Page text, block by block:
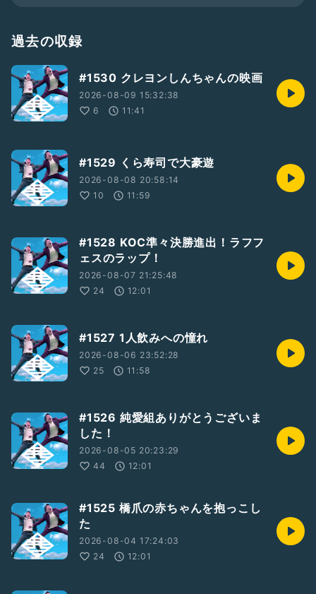
過去の収録
#1530 クレヨンしんちゃんの映画
2026-08-09 15:32:38
6
11:41
#1529 くら寿司で大豪遊
2026-08-08 20:58:14
10
11:59
#1528 KOC準々決勝進出！ラフフ
ェスのラップ！
2026-08-07 21:25:48
24
12:01
#1527 1人飲みへの憧れ
2026-08-06 23:52:28
25
11:58
#1526 純愛組ありがとうございま
した！
2026-08-05 20:23:29
44
12:01
#1525 橋爪の赤ちゃんを抱っこし
た
2026-08-04 17:24:03
24
12:01